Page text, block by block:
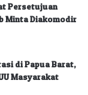
Persetujuan
Minta Diakomodir
di Papua Barat,
Masyarakat